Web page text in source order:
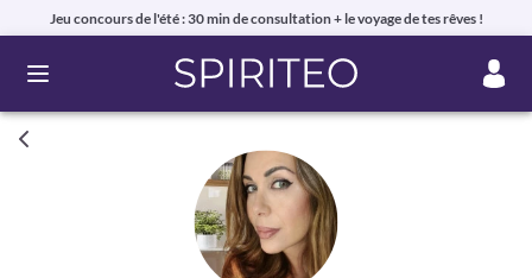
Jeu concours de l'été : 30 min de consultation + le voyage de tes rêves !
Ouvrir le menu